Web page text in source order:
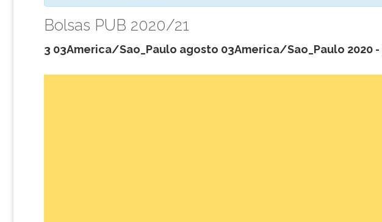
Bolsas PUB 2020/21
3 03America/Sao_Paulo agosto 03America/Sao_Paulo 2020 -